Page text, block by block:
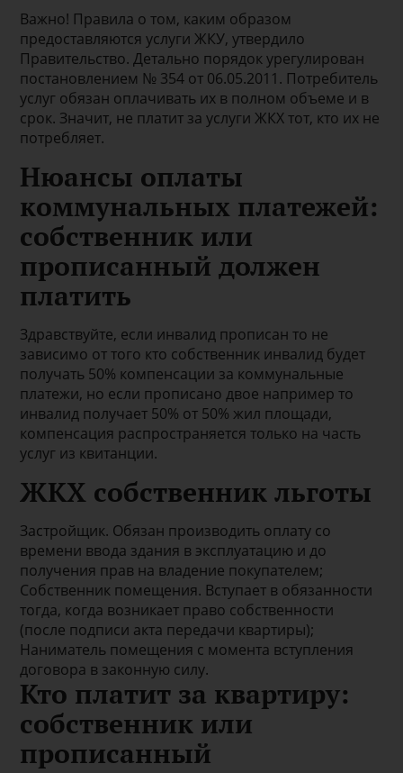
Важно! Правила о том, каким образом
предоставляются услуги ЖКУ, утвердило
Правительство. Детально порядок урегулирован
постановлением № 354 от 06.05.2011. Потребитель
услуг обязан оплачивать их в полном объеме и в
срок. Значит, не платит за услуги ЖКХ тот, кто их не
потребляет.
Нюансы оплаты
коммунальных платежей:
собственник или
прописанный должен
платить
Здравствуйте, если инвалид прописан то не
зависимо от того кто собственник инвалид будет
получать 50% компенсации за коммунальные
платежи, но если прописано двое например то
инвалид получает 50% от 50% жил площади,
компенсация распространяется только на часть
услуг из квитанции.
ЖКХ собственник льготы
Застройщик. Обязан производить оплату со
времени ввода здания в эксплуатацию и до
получения прав на владение покупателем;
Собственник помещения. Вступает в обязанности
тогда, когда возникает право собственности
(после подписи акта передачи квартиры);
Наниматель помещения с момента вступления
договора в законную силу.
Кто платит за квартиру:
собственник или
прописанный